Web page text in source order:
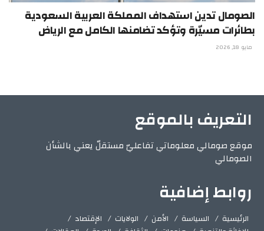
الصومال تدين استهداف المملكة العربية السعودية
بطائرات مسيّرة وتؤكد تضامنها الكامل مع الرياض
مايو 18, 2026
التعريف بالموقع
موقع صومالي معلوماتي تفاعليّ مستقلّ يعني بالشأن
الصومالي
روابط إضافية
الرئيسية السياسة الأمن الولايات
الإقتصاد